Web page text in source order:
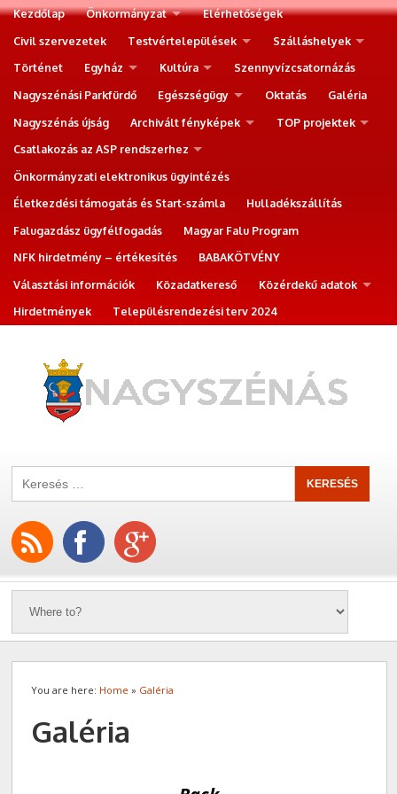
Kezdőlap Önkormányzat
Elérhetőségek
Civil szervezetek
Testvértelepülések
Szálláshelyek
Történet
Egyház Kultúra
Szennyvízcsatornázás
Nagyszénási Parkfürdő
Egészségügy Oktatás
Galéria
Nagyszénás újság
Archivált fényképek
TOP projektek
Csatlakozás az ASP rendszerhez
Önkormányzati elektronikus ügyintézés
Életkezdési támogatás és Start-számla
Hulladékszállítás
Falugazdász ügyfélfogadás
Magyar Falu Program
NFK hirdetmény – értékesítés
BABAKÖTVÉNY
Választási információk
Közadatkereső
Közérdekű adatok
Hirdetmények
Településrendezési terv 2024
You are here: Home » Galéria
Galéria